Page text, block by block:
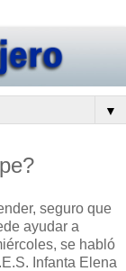
▼
seguro que
ayudar a
se habló
Infanta Elena